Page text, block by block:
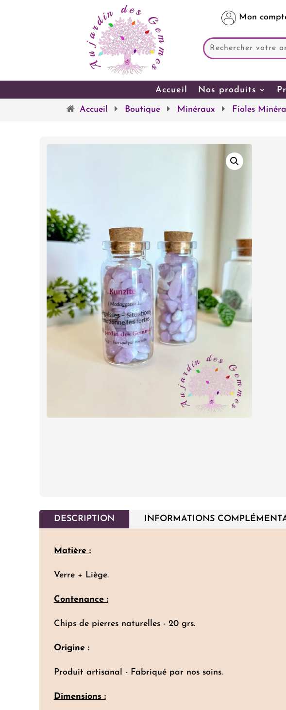
Mon
Accueil Nos produits
Accueil Boutique Minéraux Fioles
DESCRIPTION INFORMATIONS
Matière :
Verre + Liège.
Contenance :
Chips de pierres naturelles - 20 grs.
Origine :
Produit artisanal - Fabriqué par nos soins.
Dimensions :